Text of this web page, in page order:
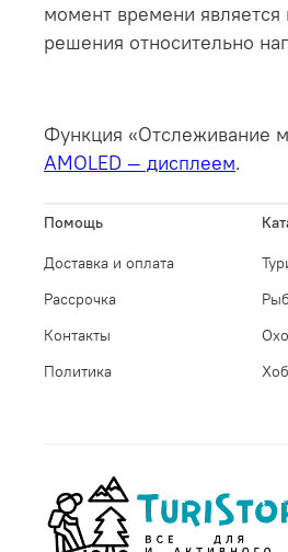
момент времени
решения относительно
Функция «Отслеживание
AMOLED — дисплеем.
Помощь
Доставка и оплата
Рассрочка
Контакты
Политика